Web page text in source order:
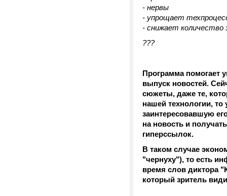
- нервы
- упрощает
- снижает количество
???
Программа помогает
выпуск новостей.
сюжеты, даже те,
нашей технологии, то
заинтересовавшую
на новость и
гиперссылок.
В таком случае
"чернуху"), то есть
время слов диктора
который зритель